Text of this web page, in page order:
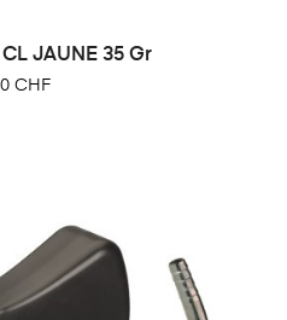
JAUNE 35 Gr
CHF